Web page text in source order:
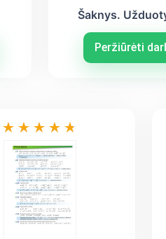
Šaknys.
Peržiūrėti